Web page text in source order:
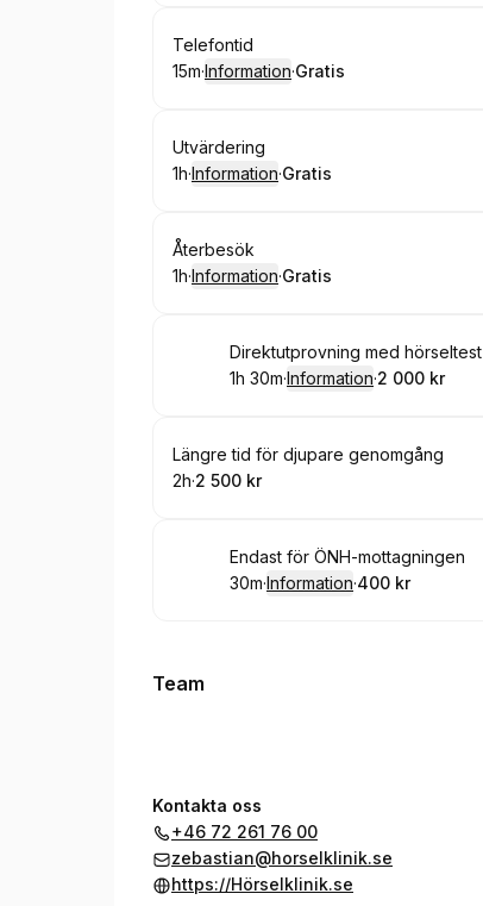
Boka
Telefontid
.Varaktighet:
15m·Information·
.Pris:
Gratis
Boka
Utvärdering
.Varaktighet :
1h·Information·
.Pris:
Gratis
Boka
Återbesök
.Varaktighet :
1h·Information·
.Pris:
Gratis
Boka
Direktutprovning med hörseltest
.Varaktighet:
1h 30m·Information·
. Pris:
2 000 kr
Boka
Längre tid för djupare genomgång
.Varaktighet
2h·
. Pris:
2 500 kr
Boka
Endast för ÖNH-mottagningen
.Varaktighet:
30m·Information·
.Pris:
400 kr
Team
Kontakta oss
+46 72 261 76 00
zebastian@horselklinik.se
https://Hörselklinik.se